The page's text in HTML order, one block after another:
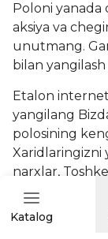
Poloni yanada
aksiya va
unutmang.
bilan
Etalon
yangilang
polosining
Xaridlaringizni
narxlar,
muntazam
buyurtma
kiyimlarning
Katalog